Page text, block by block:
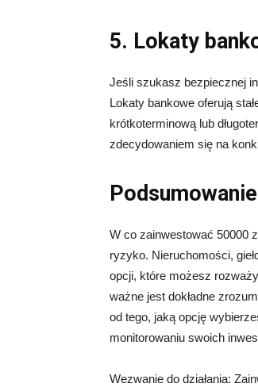
5. Lokaty
Jeśli szukasz bezpiecznej
Lokaty bankowe oferują
krótkoterminową lub
zdecydowaniem się na
Podsumowanie
W co zainwestować 50000
ryzyko. Nieruchomości,
opcji, które możesz
ważne jest dokładne
od tego, jaką opcję
monitorowaniu swoich
Wezwanie do działania: